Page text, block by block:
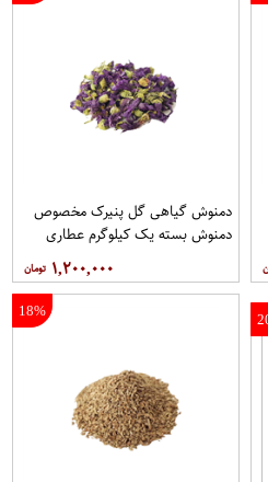
دمنوش گیاهی گل پنیرک مخصوص
دمنوش بسته یک کیلوگرم عطاری
۱,۲۰۰,۰۰۰
18%